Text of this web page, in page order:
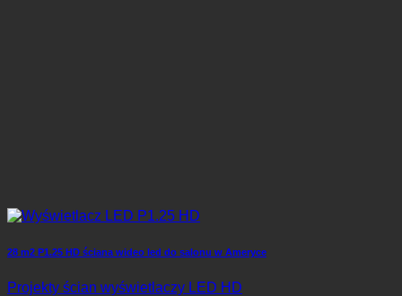
28 m2 P1.25 HD ściana wideo led do salonu w Ameryce
Projekty ścian wyświetlaczy LED HD